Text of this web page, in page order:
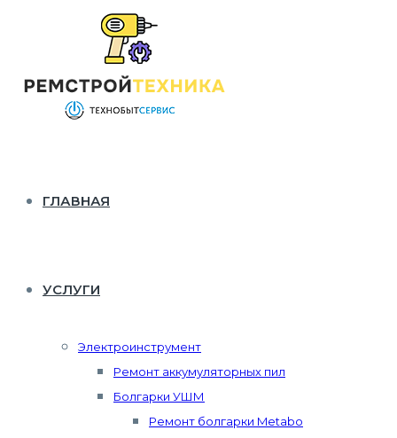
ГЛАВНАЯ
УСЛУГИ
Электроинструмент
Ремонт аккумуляторных пил
Болгарки УШМ
Ремонт болгарки Metabo